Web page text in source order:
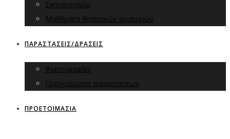
Σκηνογραφία
Μαθήματα θεατρικών φωτισμών
ΠΑΡΑΣΤΑΣΕΙΣ/ΔΡΑΣΕΙΣ
Φωτογραφίες
Προγράμματα παραστάσεων
ΠΡΟΕΤΟΙΜΑΣΙΑ